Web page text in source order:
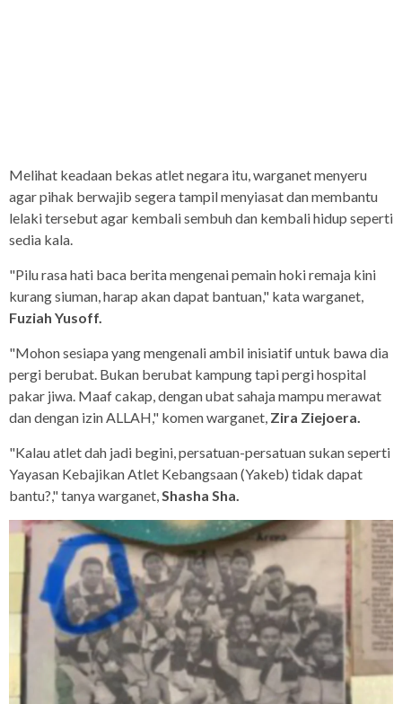
Melihat keadaan bekas atlet negara itu, warganet menyeru
agar pihak berwajib segera tampil menyiasat dan membantu
lelaki tersebut agar kembali sembuh dan kembali hidup seperti
sedia kala.
"Pilu rasa hati baca berita mengenai pemain hoki remaja kini
kurang siuman, harap akan dapat bantuan," kata warganet,
Fuziah Yusoff.
"Mohon sesiapa yang mengenali ambil inisiatif untuk bawa dia
pergi berubat. Bukan berubat kampung tapi pergi hospital
pakar jiwa. Maaf cakap, dengan ubat sahaja mampu merawat
dan dengan izin ALLAH," komen warganet, Zira Ziejoera.
"Kalau atlet dah jadi begini, persatuan-persatuan sukan seperti
Yayasan Kebajikan Atlet Kebangsaan (Yakeb) tidak dapat
bantu?," tanya warganet,Shasha Sha.